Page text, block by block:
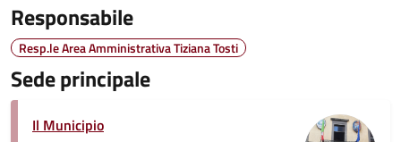
Responsabile
Resp.le Area Amministrativa Tiziana Tosti
Sede principale
Il Municipio